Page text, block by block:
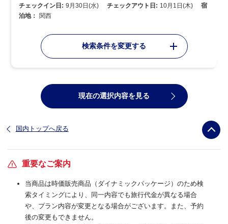
チェックイン日: 9月30日(水) チェックアウト日: 10月1日(木)
宿
泊地：
関西
検索条件を変更する
現在の選択内容を見る
国内トップへ戻る
重要なご案内
当商品は時価販売商品（ダイナミックパッケージ）のため検
索タイミングにより、同一内容でも旅行代金が異なる場合
や、プラン内容が変更となる場合がございます。また、予約
後の変更もできません。